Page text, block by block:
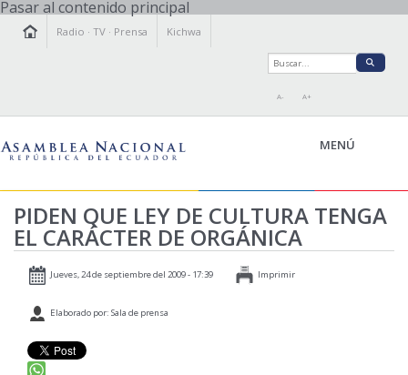
Pasar al contenido principal
Radio ·TV · Prensa Kichwa
A- A+
MENÚ
LA ASAMBLEA
LEGISLAMOS
TRANSPARENCIA
PARTICIPACIÓN
PIDEN QUE LEY DE CULTURA TENGA
EL CARÁCTER DE ORGÁNICA
Jueves, 24 de septiembre del 2009 - 17:39 Imprimir
Elaborado por: Sala de prensa